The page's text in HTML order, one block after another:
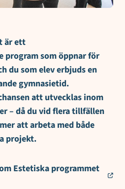
är ett
program som öppnar för
du som elev erbjuds en
gymnasietid.
att utvecklas inom
– då du vid flera tillfällen
att arbeta med både
projekt.
Estetiska programmet